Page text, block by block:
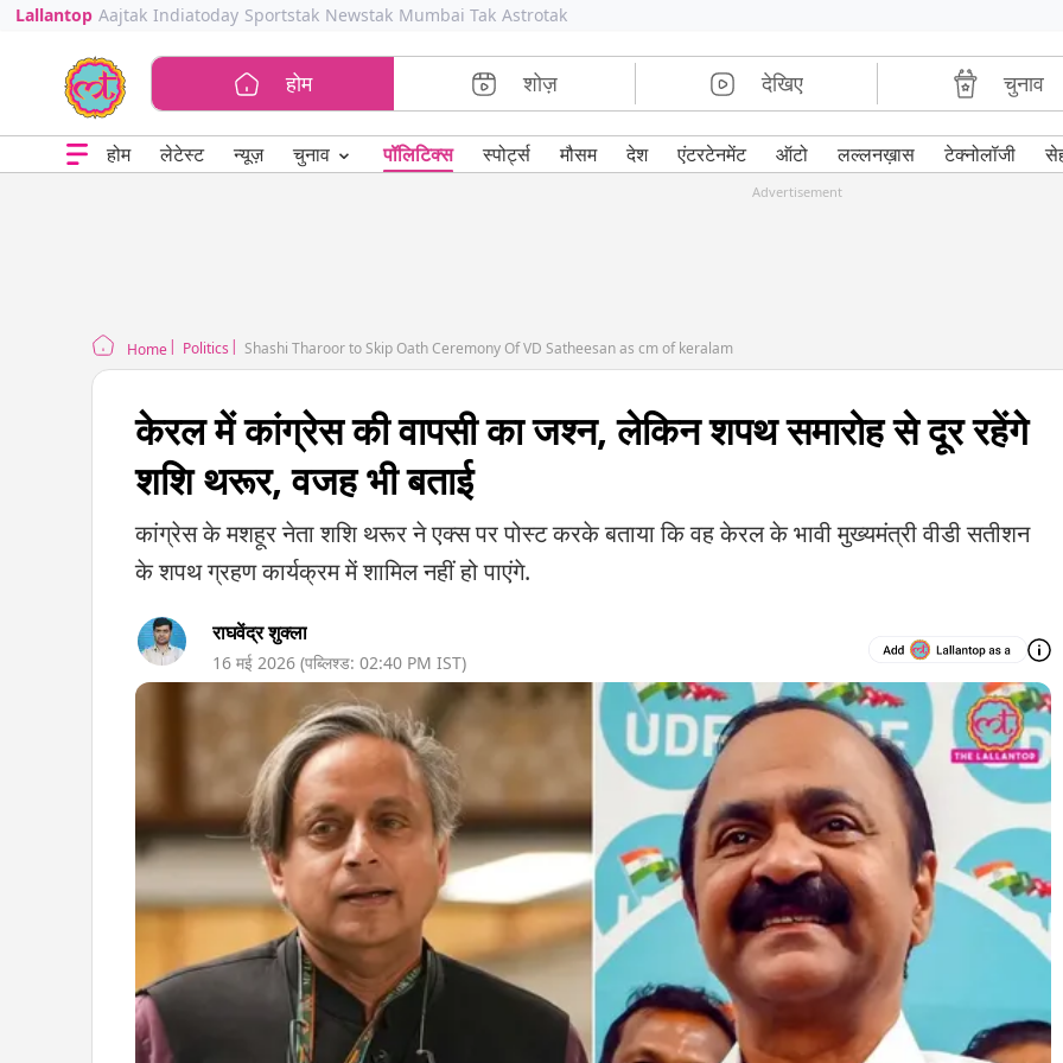
Lallantop Aajtak Indiatoday Sportstak Newstak Mumbai Tak Astrotak
होम शोज़ देखिए चुनाव
होम लेटेस्ट न्यूज़ चुनाव ⌄ पॉलिटिक्स स्पोर्ट्स मौसम देश एंटरटेनमेंट ऑटो लल्लनख़ास टेक्नोलॉजी
Advertisement
Home Politics Shashi Tharoor to Skip Oath Ceremony Of VD Satheesan as cm of keralam
केरल में कांग्रेस की वापसी का जश्न, लेकिन शपथ समारोह से दूर रहेंगे
शशि थरूर, वजह भी बताई
कांग्रेस के मशहूर नेता शशि थरूर ने एक्स पर पोस्ट करके बताया कि वह केरल के भावी मुख्यमंत्री वीडी सतीशन
के शपथ ग्रहण कार्यक्रम में शामिल नहीं हो पाएंगे.
राघवेंद्र शुक्ला
16 मई 2026 (पब्लिश्ड: 02:40 PM IST)